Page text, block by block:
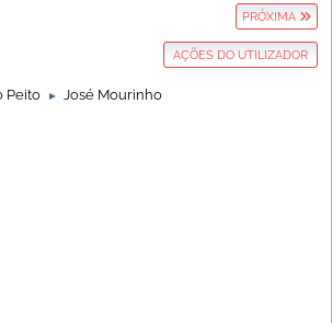
PRÓXIMA
AÇÕES DO UTILIZADOR
Peito ► José Mourinho